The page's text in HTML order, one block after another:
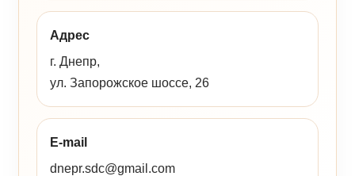
Адрес
г. Днепр,
ул. Запорожское шоссе, 26
E-mail
dnepr.sdc@gmail.com